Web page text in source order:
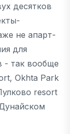
десятков
не апарт-
для
- так вообще
Okhta Park
resort